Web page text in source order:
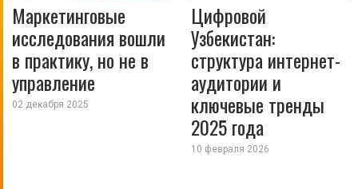
Маркетинговые
исследования вошли
в практику, но не в
управление
02 декабря 2025
Цифровой
Узбекистан:
структура интернет-
аудитории и
ключевые тренды
2025 года
10 февраля 2026